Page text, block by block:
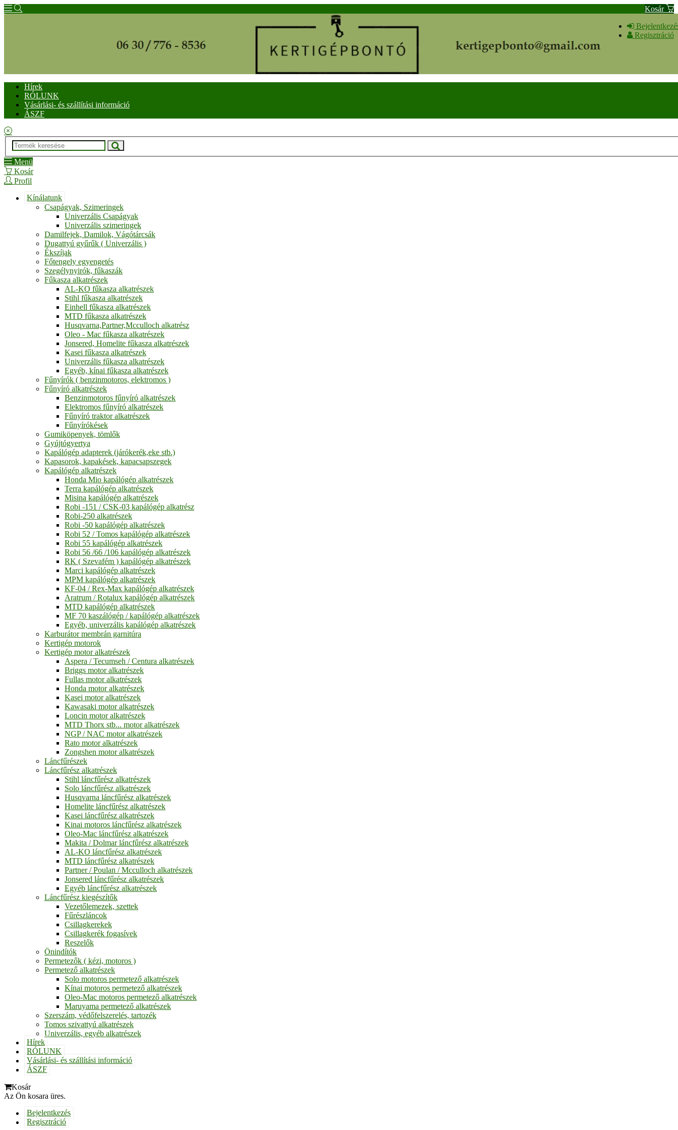
Kosár
Regisztráció
Hírek
RÓLUNK
Vásárlási- és szállítási információ
ÁSZF
Menü
Kosár
Profil
Kínálatunk
Csapágyak, Szimeringek
Univerzális Csapágyak
Univerzális szimeringek
Damilfejek, Damilok, Vágótárcsák
Dugattyú gyűrűk ( Univerzális )
Ékszíjak
Főtengely egyengetés
Szegélynyirók, fűkaszák
Fűkasza alkatrészek
AL-KO fűkasza alkatrészek
Stihl fűkasza alkatrészek
Einhell fűkasza alkatrészek
MTD fűkasza alkatrészek
Husqvarna,Partner,Mcculloch alkatrész
Oleo - Mac fűkasza alkatrészek
Jonsered, Homelite fűkasza alkatrészek
Kasei fűkasza alkatrészek
Univerzális fűkasza alkatrészek
Egyéb, kínai fűkasza alkatrészek
Fűnyírók ( benzinmotoros, elektromos )
Fűnyíró alkatrészek
Benzinmotoros fűnyíró alkatrészek
Elektromos fűnyíró alkatrészek
Fűnyíró traktor alkatrészek
Fűnyírókések
Gumiköpenyek, tömlők
Gyújtógyertya
Kapálógép adapterek (járókerék,eke stb.)
Kapasorok, kapakések, kapacsapszegek
Kapálógép alkatrészek
Honda Mio kapálógép alkatrészek
Terra kapálógép alkatrészek
Misina kapálógép alkatrészek
Robi -151 / CSK-03 kapálógép alkatrész
Robi-250 alkatrészek
Robi -50 kapálógép alkatrészek
Robi 52 / Tomos kapálógép alkatrészek
Robi 55 kapálógép alkatrészek
Robi 56 /66 /106 kapálógép alkatrészek
RK ( Szevafém ) kapálógép alkatrészek
Marci kapálógép alkatrészek
MPM kapálógép alkatrészek
KF-04 / Rex-Max kapálógép alkatrészek
Aratrum / Rotalux kapálógép alkatrészek
MTD kapálógép alkatrészek
MF 70 kaszálógép / kapálógép alkatrészek
Egyéb, univerzális kapálógép alkatrészek
Karburátor membrán garnitúra
Kertigép motorok
Kertigép motor alkatrészek
Aspera / Tecumseh / Centura alkatrészek
Briggs motor alkatrészek
Fullas motor alkatrészek
Honda motor alkatrészek
Kasei motor alkatrészek
Kawasaki motor alkatrészek
Loncin motor alkatrészek
MTD Thorx stb... motor alkatrészek
NGP / NAC motor alkatrészek
Rato motor alkatrészek
Zongshen motor alkatrészek
Láncfűrészek
Láncfűrész alkatrészek
Stihl láncfűrész alkatrészek
Solo láncfűrész alkatrészek
Husqvarna láncfűrész alkatrészek
Homelite láncfűrész alkatrészek
Kasei láncfűrész alkatrészek
Kinai motoros láncfűrész alkatrészek
Oleo-Mac láncfűrész alkatrészek
Makita / Dolmar láncfűrész alkatrészek
AL-KO láncfűrész alkatrészek
MTD láncfűrész alkatrészek
Partner / Poulan / Mcculloch alkatrészek
Jonsered láncfűrész alkatrészek
Egyéb láncfűrész alkatrészek
Láncfűrész kiegészítők
Vezetőlemezek, szettek
Fűrészláncok
Csillagkerekek
Csillagkerék fogasívek
Reszelők
Önindítók
Permetezők ( kézi, motoros )
Permetező alkatrészek
Solo motoros permetező alkatrészek
Kínai motoros permetező alkatrészek
Oleo-Mac motoros permetező alkatrészek
Maruyama permetező alkatrészek
Szerszám, védőfelszerelés, tartozék
Tomos szivattyú alkatrészek
Univerzális, egyéb alkatrészek
Hírek
RÓLUNK
Vásárlási- és szállítási információ
ÁSZF
Kosár
Az Ön kosara üres.
Bejelentkezés
Regisztráció